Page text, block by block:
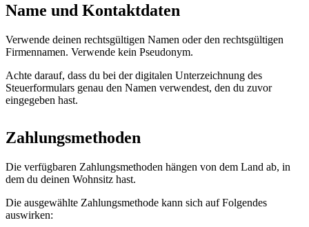
Name und Kontaktdaten
Verwende deinen rechtsgültigen Namen oder den rechtsgültigen
Firmennamen. Verwende kein Pseudonym.
Achte darauf, dass du bei der digitalen Unterzeichnung des
Steuerformulars genau den Namen verwendest, den du zuvor
eingegeben hast.
Zahlungsmethoden
Die verfügbaren Zahlungsmethoden hängen von dem Land ab, in
dem du deinen Wohnsitz hast.
Die ausgewählte Zahlungsmethode kann sich auf Folgendes
auswirken: